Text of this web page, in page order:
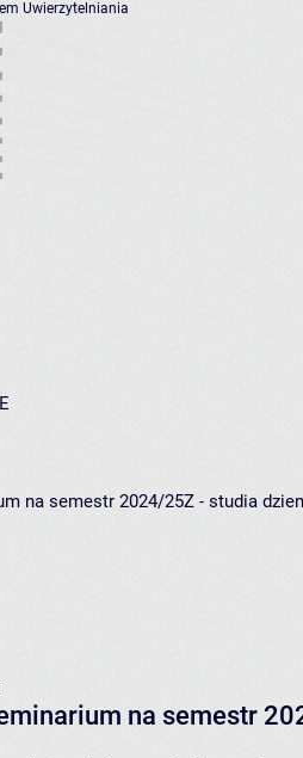
Uwierzytelniania
na semestr 2024/25Z - studia
na semestr